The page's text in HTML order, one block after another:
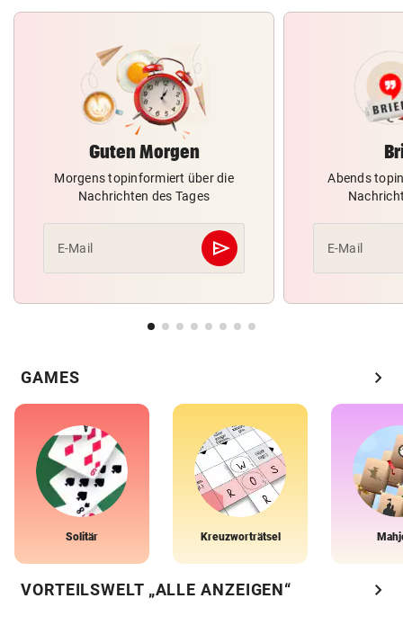
Guten Morgen
Morgens topinformiert über die
Nachrichten des Tages
E-Mail send
Abschicken
Abends
E-Mail
GAMES chevron_right
Solitär Kreuzworträtsel
VORTEILSWELT „ALLE ANZEIGEN“ chevron_right